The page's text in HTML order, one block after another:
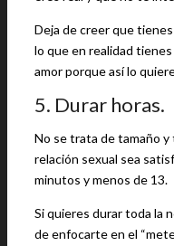
Deja de creer que
lo que en realidad
amor porque así lo
5. Durar horas.
No se trata de tamaño y
relación sexual sea
minutos y menos de 13.
Si quieres durar toda la
de enfocarte en el